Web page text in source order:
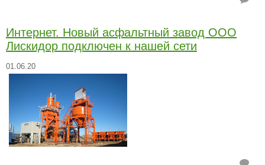
Интернет. Новый асфальтный завод ООО
Лискидор подключен к нашей сети
01.06.20